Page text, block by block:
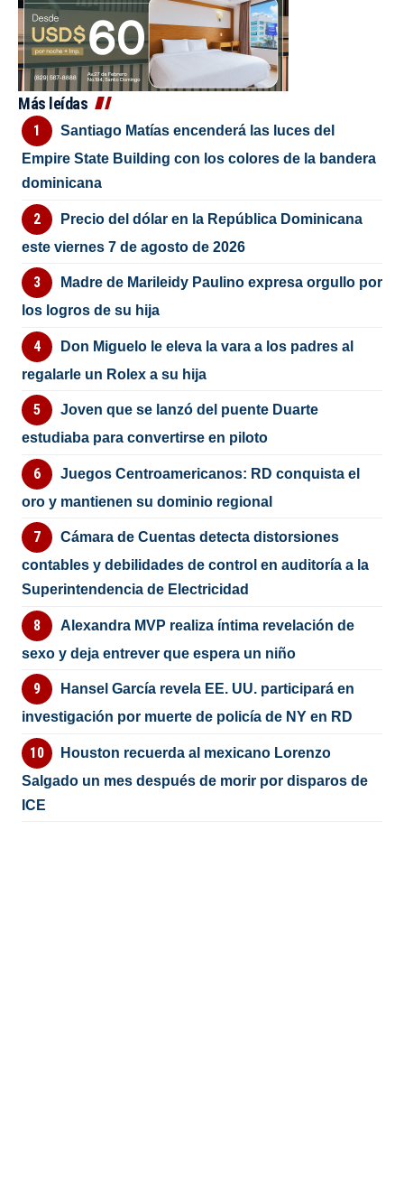
Más leídas
Santiago Matías encenderá las luces del
Empire State Building con los colores de la bandera
dominicana
Precio del dólar en la República Dominicana
este viernes 7 de agosto de 2026
Madre de Marileidy Paulino expresa orgullo por
los logros de su hija
Don Miguelo le eleva la vara a los padres al
regalarle un Rolex a su hija
Joven que se lanzó del puente Duarte
estudiaba para convertirse en piloto
Juegos Centroamericanos: RD conquista el
oro y mantienen su dominio regional
Cámara de Cuentas detecta distorsiones
contables y debilidades de control en auditoría a la
Superintendencia de Electricidad
Alexandra MVP realiza íntima revelación de
sexo y deja entrever que espera un niño
Hansel García revela EE. UU. participará en
investigación por muerte de policía de NY en RD
Houston recuerda al mexicano Lorenzo
Salgado un mes después de morir por disparos de
ICE